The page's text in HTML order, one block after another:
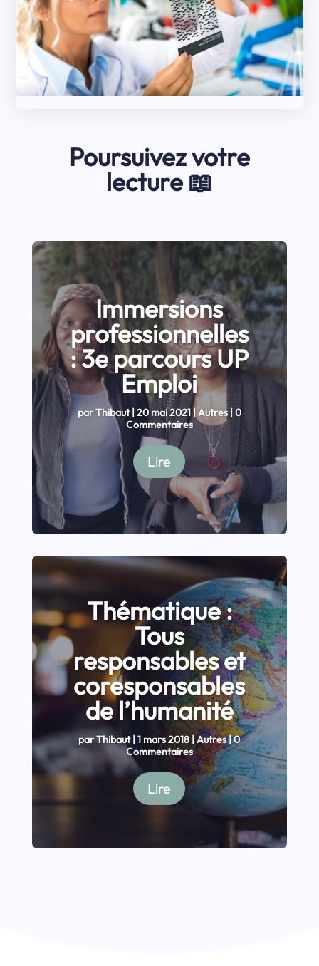
Poursuivez votre
lecture 📖
Immersions
professionnelles
: 3e parcours UP
Emploi
parThibaut| 20 mai 2021| Autres| 0
Commentaires
Lire
Thématique :
Tous
responsables et
coresponsables
de l’humanité
parThibaut|1 mars 2018|Autres| 0
Commentaires
Lire